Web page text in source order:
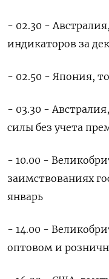
- 02.30 -
индикаторов за
- 02.50 - Япония,
- 03.30 -
силы без учета
- 10.00 -
заимствованиях
январь
- 14.00 -
оптовом и